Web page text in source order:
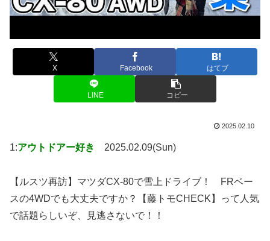
X Facebook はてブ
LINE コピー
2025.02.10
1:アウトドアー好き 2025.02.09(Sun)
【ルスツ再訪】マツダCX-80で雪上ドライブ！ FRベー
スの4WDでも大丈夫ですか？【藤トモCHECK】って人気
で話題らしいぞ、見逃さないで！！